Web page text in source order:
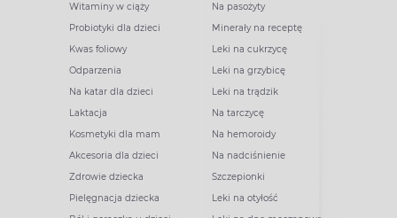
Witaminy w ciąży
Probiotyki dla dzieci
Kwas foliowy
Odparzenia
Na katar dla dzieci
Laktacja
Kosmetyki dla mam
Akcesoria dla dzieci
Zdrowie dziecka
Pielęgnacja dziecka
Na pasożyty
Minerały na receptę
Leki na cukrzycę
Leki na grzybicę
Leki na trądzik
Na tarczycę
Na hemoroidy
Na nadciśnienie
Szczepionki
Leki na otyłość